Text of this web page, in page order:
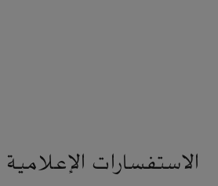
الاستفسارات الإعلامية